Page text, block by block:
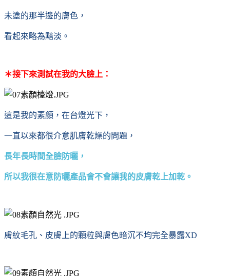
未塗的那半邊的膚色，
看起來略為黯淡。
＊接下來測試在我的大臉上：
這是我的素顏，在台燈光下，
一直以來都很介意肌膚乾燥的問題，
長年長時間全臉防曬，
所以我很在意防曬產品會不會讓我的皮膚乾上加乾。
膚紋毛孔、皮膚上的顆粒與膚色暗沉不均完全暴露XD